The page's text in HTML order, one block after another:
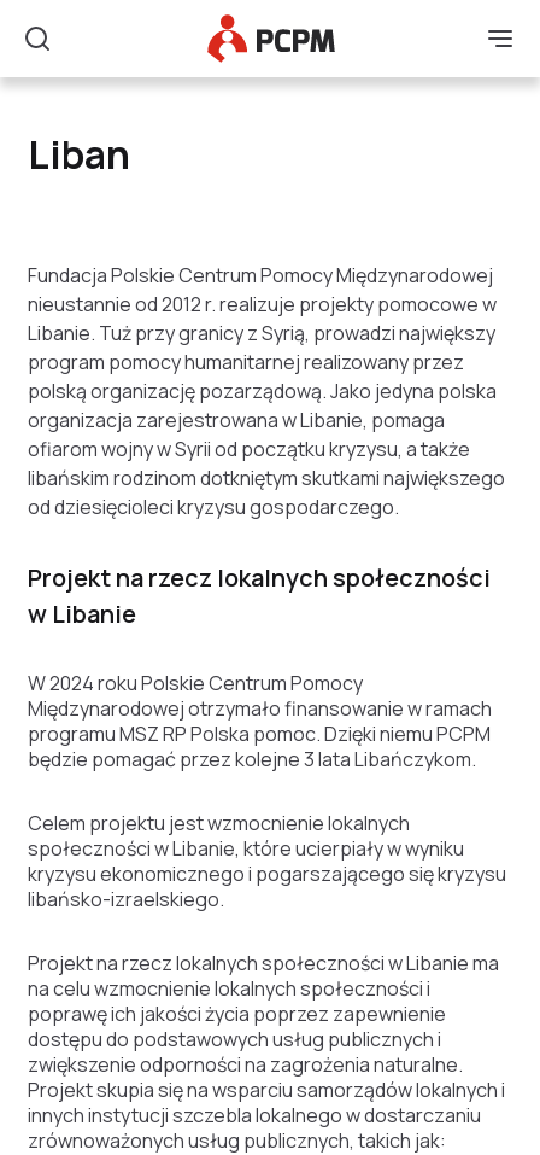
Szukaj
Główne Logo
Liban
Fundacja Polskie Centrum Pomocy Międzynarodowej
nieustannie od 2012 r. realizuje projekty pomocowe w
Libanie. Tuż przy granicy z Syrią, prowadzi największy
program pomocy humanitarnej realizowany przez
polską organizację pozarządową. Jako jedyna polska
organizacja zarejestrowana w Libanie, pomaga
ofiarom wojny w Syrii od początku kryzysu, a także
libańskim rodzinom dotkniętym skutkami największego
od dziesięcioleci kryzysu gospodarczego.
Projekt na rzecz lokalnych społeczności
w Libanie
W 2024 roku Polskie Centrum Pomocy
Międzynarodowej otrzymało finansowanie w ramach
programu MSZ RP Polska pomoc. Dzięki niemu PCPM
będzie pomagać przez kolejne 3 lata Libańczykom.
Celem projektu jest wzmocnienie lokalnych
społeczności w Libanie, które ucierpiały w wyniku
kryzysu ekonomicznego i pogarszającego się kryzysu
libańsko-izraelskiego.
Projekt na rzecz lokalnych społeczności w Libanie ma
na celu wzmocnienie lokalnych społeczności i
poprawę ich jakości życia poprzez zapewnienie
dostępu do podstawowych usług publicznych i
zwiększenie odporności na zagrożenia naturalne.
Projekt skupia się na wsparciu samorządów lokalnych i
innych instytucji szczebla lokalnego w dostarczaniu
zrównoważonych usług publicznych, takich jak: